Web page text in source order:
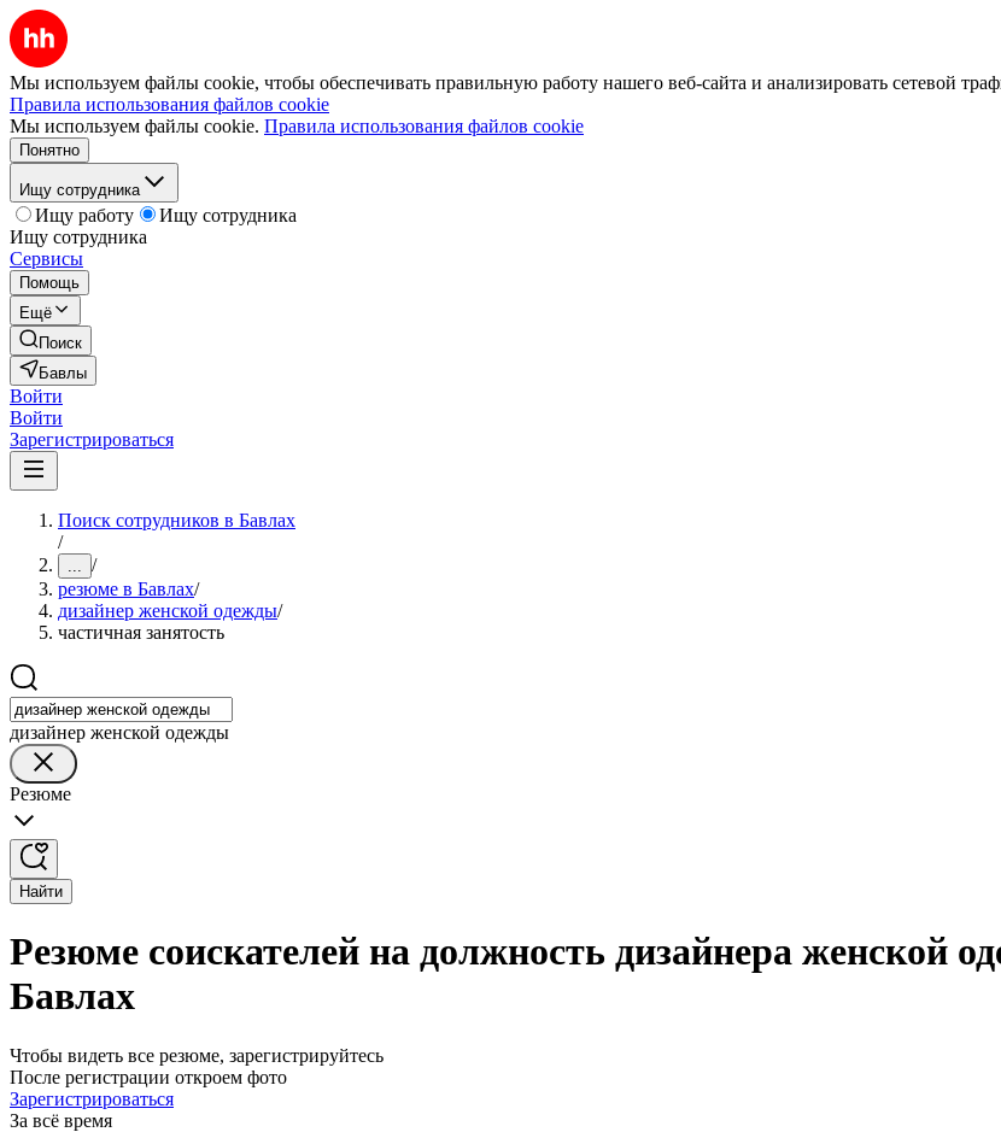
Мы используем файлы cookie, чтобы обеспечивать правильную работу нашего веб-сайта и анализировать сетевой
Правила использования файлов cookie
Мы используем файлы cookie. Правила использования файлов cookie
Понятно
Ищу сотрудника
Ищу работу
Ищу сотрудника
Ищу сотрудника
Сервисы
Помощь
Ещё
Поиск
Бавлы
Войти
Войти
Зарегистрироваться
Поиск сотрудников в Бавлах
/
... /
резюме в Бавлах/
дизайнер женской одежды/
частичная занятость
дизайнер женской одежды
Резюме
Найти
Резюме соискателей на должность дизайнера женской
Бавлах
Чтобы видеть все резюме, зарегистрируйтесь
После регистрации откроем фото
Зарегистрироваться
За всё время